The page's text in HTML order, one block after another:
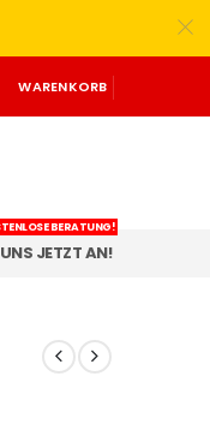
WARENKORB
JETZT AN!
BERATUNG!